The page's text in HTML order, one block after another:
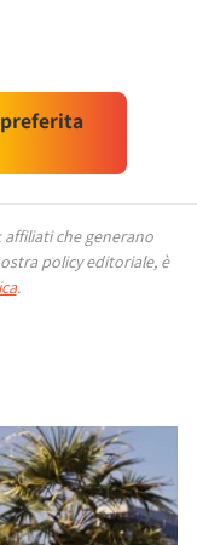
che generano
policy editoriale, è
.